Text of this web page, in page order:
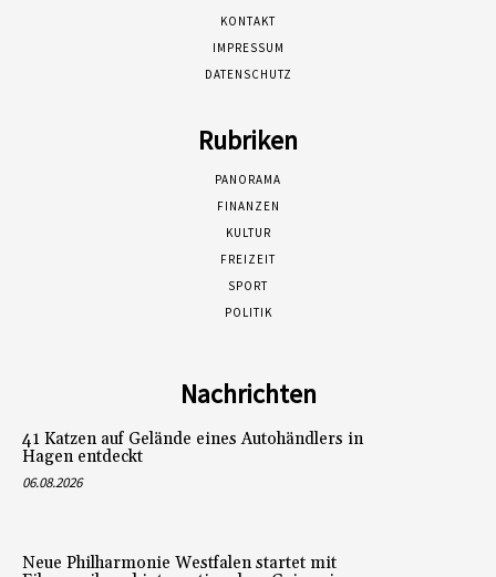
KONTAKT
IMPRESSUM
DATENSCHUTZ
Rubriken
PANORAMA
FINANZEN
KULTUR
FREIZEIT
SPORT
POLITIK
Nachrichten
41 Katzen auf Gelände eines Autohändlers in
Hagen entdeckt
06.08.2026
Neue Philharmonie Westfalen startet mit